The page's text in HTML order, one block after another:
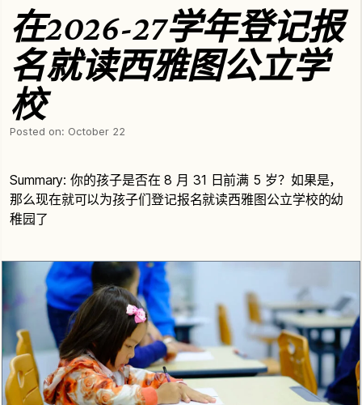
在2026-27学年登记报
名就读西雅图公立学
校
Posted on: October 22
Summary: 你的孩子是否在 8 月 31 日前满 5 岁？如果是，
那么现在就可以为孩子们登记报名就读西雅图公立学校的幼
稚园了